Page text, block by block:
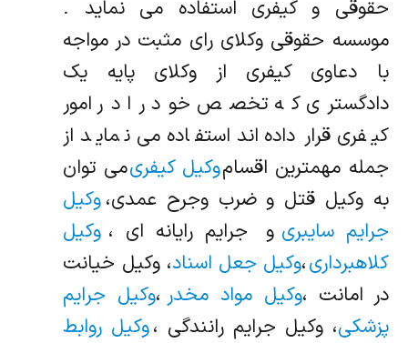
حقوقی و کیفری استفاده می نماید .
موسسه حقوقی وکلای رای مثبت در مواجه
با دعاوی کیفری از وکلای پایه یک
دادگستری که تخصص خود را در امور
کیفری قرار داده‌اند استفاده می نماید از
جمله مهمترین اقساموکیل کیفریمی توان
به وکیل قتل و ضرب وجرح عمدی،وکیل
جرایم سایبری و جرایم رایانه ای ، وکیل
کلاهبرداری،وکیل جعل اسناد، وکیل خیانت
در امانت ،وکیل مواد مخدر ،وکیل جرایم
پزشکی، وکیل جرایم رانندگی ،وکیل روابط